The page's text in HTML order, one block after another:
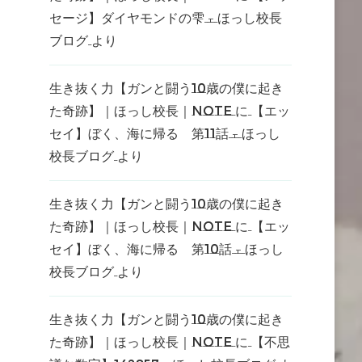
セージ】ダイヤモンドの雫 – ほっし校長
ブログより
生き抜く力【ガンと闘う10歳の僕に起き
た奇跡】｜ほっし校長｜noteに【エッ
セイ】ぼく、海に帰る 第11話 – ほっし
校長ブログより
生き抜く力【ガンと闘う10歳の僕に起き
た奇跡】｜ほっし校長｜noteに【エッ
セイ】ぼく、海に帰る 第10話 – ほっし
校長ブログより
生き抜く力【ガンと闘う10歳の僕に起き
た奇跡】｜ほっし校長｜noteに【不思